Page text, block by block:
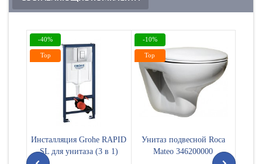
Инсталляция Grohe RAPID
SL для унитаза (3 в 1)
-40%
Top
Унитаз подвесной Roca
Mateo 346200000
-10%
Top